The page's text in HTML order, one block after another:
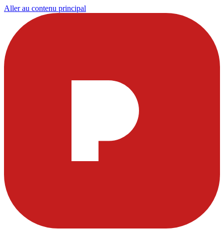
Aller au contenu principal